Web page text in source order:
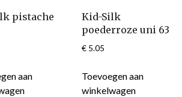
pistache
aan
Kid-Silk
poederroze uni 63
€5.05
Toevoegen aan
winkelwagen